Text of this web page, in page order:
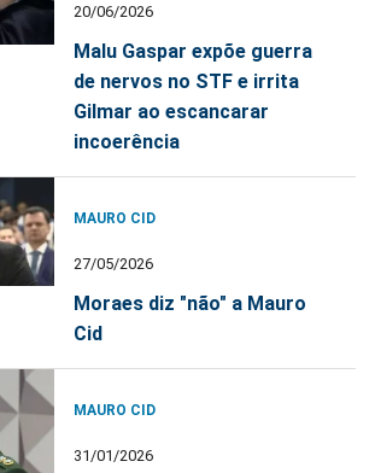
20/06/2026
Malu Gaspar expõe guerra
de nervos no STF e irrita
Gilmar ao escancarar
incoerência
MAURO CID
27/05/2026
Moraes diz "não" a Mauro
Cid
MAURO CID
31/01/2026